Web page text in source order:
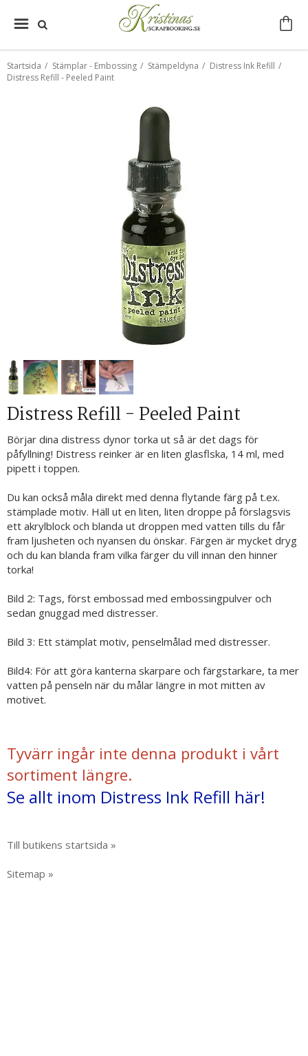
Startsida / Stämplar - Embossing / Stämpeldyna / Distress Ink Refill /
Distress Refill - Peeled Paint
Distress Refill - Peeled Paint
Börjar dina distress dynor torka ut så är det dags för
påfyllning! Distress reinker är en liten glasflska, 14 ml, med
pipett i toppen.
Du kan också måla direkt med denna flytande färg på t.ex.
stämplade motiv. Häll ut en liten, liten droppe på förslagsvis
ett akrylblock och blanda ut droppen med vatten tills du får
fram ljusheten och nyansen du önskar. Färgen är mycket dryg
och du kan blanda fram vilka färger du vill innan den hinner
torka!
Bild 2: Tags, först embossad med embossingpulver och
sedan gnuggad med distresser.
Bild 3: Ett stämplat motiv, penselmålad med distresser.
Bild4: För att göra kanterna skarpare och färgstarkare, ta mer
vatten på penseln när du målar längre in mot mitten av
motivet.
Tyvärr ingår inte denna produkt i vårt
sortiment längre.
Se allt inom Distress Ink Refill här!
Till butikens startsida »
Sitemap »